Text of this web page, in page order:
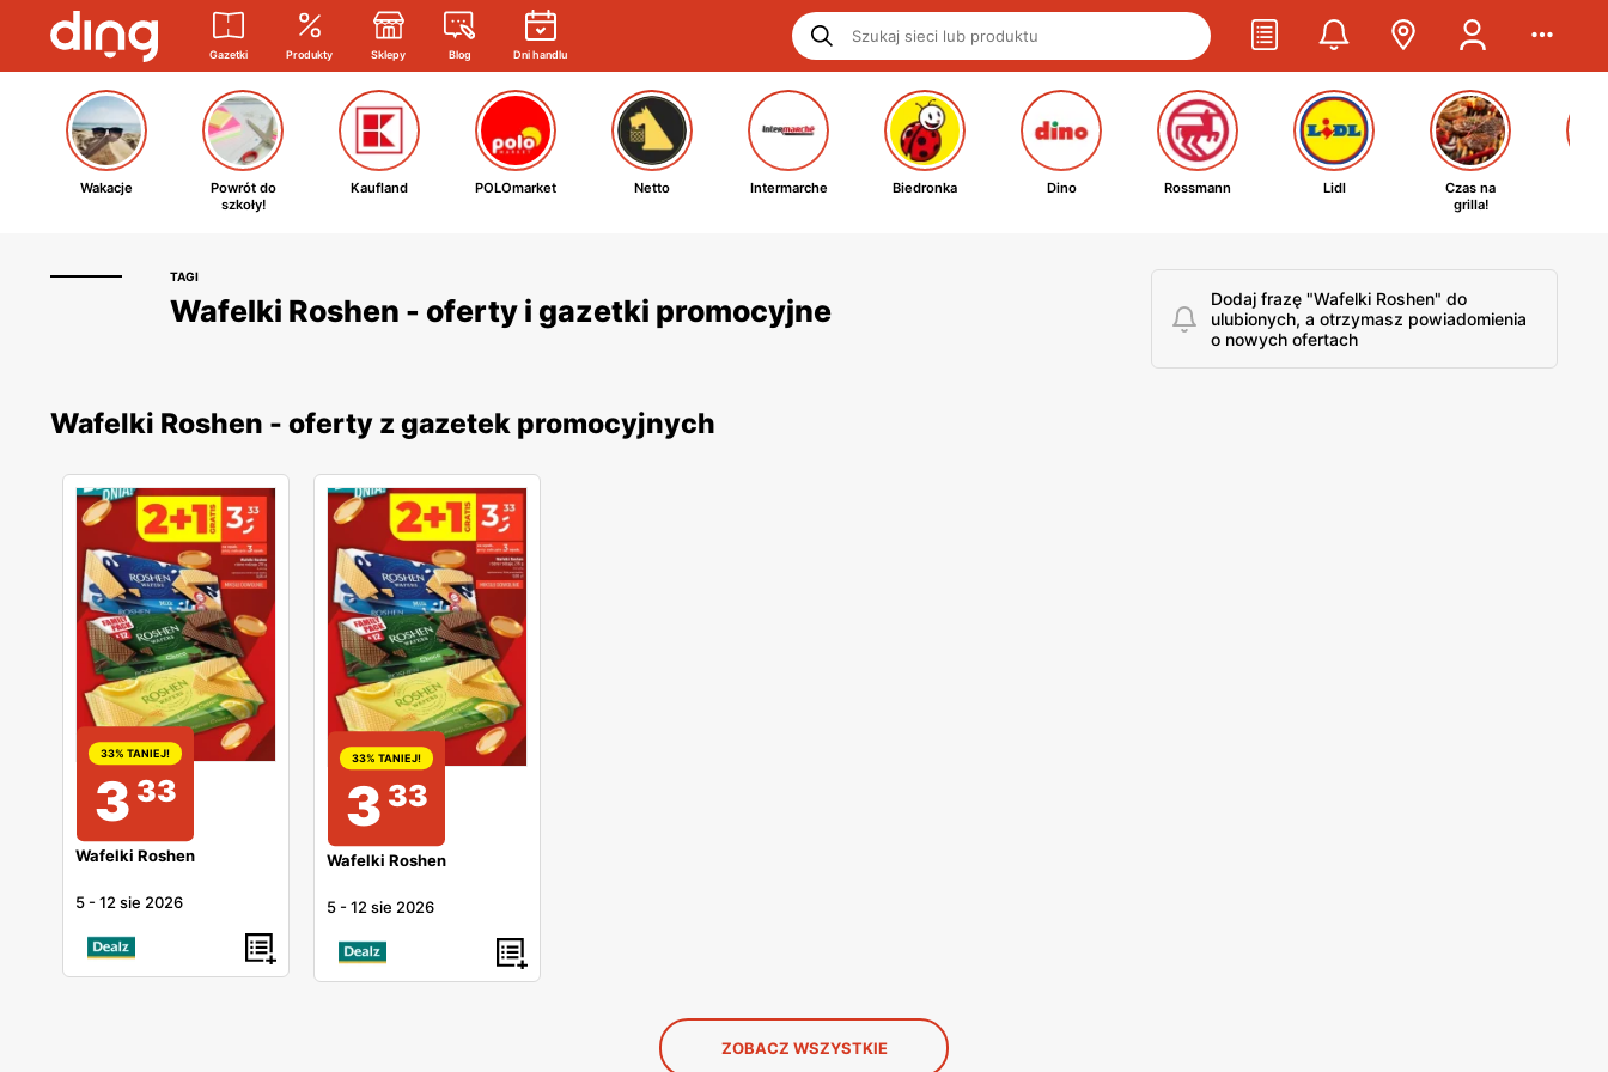
Gazetki Produkty Sklepy Blog Dni handlu
Wakacje
Powrót do
szkoły!
Kaufland POLOmarket Netto Intermarche Biedronka Dino Rossmann Lidl
Czas na
grilla!
TAGI
Wafelki Roshen - oferty i gazetki promocyjne
Dodaj frazę "Wafelki Roshen" do
ulubionych, a otrzymasz powiadomienia
o nowych ofertach
Wafelki Roshen - oferty z gazetek promocyjnych
33% TANIEJ!
3 33
Wafelki Roshen
5 -12 sie 2026
33% TANIEJ!
3 33
Wafelki Roshen
5 -12 sie 2026
ZOBACZ WSZYSTKIE